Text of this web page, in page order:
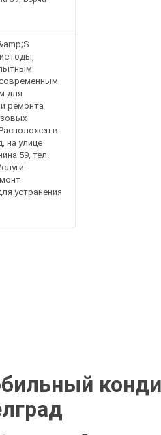
годы,
для
ремонта
в
на улице
59, тел.
устранения